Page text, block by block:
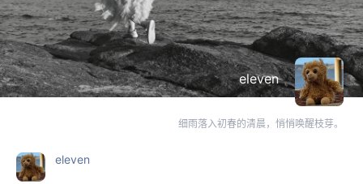
eleven
细雨落入初春的清晨，悄悄唤醒枝芽。
eleven